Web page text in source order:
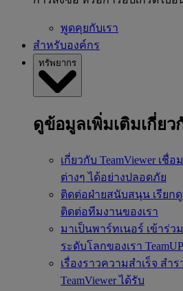
พูดคุยกับเรา
สำหรับองค์กร
ทรัพยากร
ดูข้อมูลเพิ่มเติมเกี่ยว
เกี่ยวกับ TeamViewer เชื่อ
ต่างๆ ได้อย่างปลอดภัย
ติดต่อฝ่ายสนับสนุน เรียก
ติดต่อทีมงานของเรา
มาเป็นพาร์ทเนอร์ เข้าร่ว
ระดับโลกของเรา TeamUP
เรื่องราวความสำเร็จ สำ
TeamViewer ได้รับ